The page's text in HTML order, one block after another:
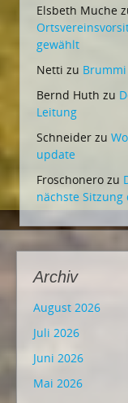
Elsbeth Muche
gewählt
Netti zu Brummi
Bernd Huth zu
Leitung
Schneider zu
update
Froschonero zu
nächste
Archiv
August 2026
Juli 2026
Juni 2026
Mai 2026